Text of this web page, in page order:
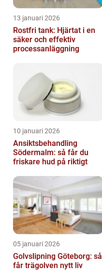
13 januari 2026
Rostfri tank: Hjärtat i en
säker och effektiv
processanläggning
10 januari 2026
Ansiktsbehandling
Södermalm: så får du
friskare hud på riktigt
05 januari 2026
Golvslipning Göteborg: så
får trägolven nytt liv